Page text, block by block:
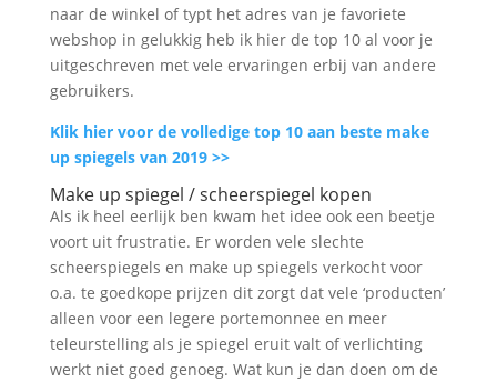
naar de winkel of typt het adres van je favoriete
webshop in gelukkig heb ik hier de top 10 al voor je
uitgeschreven met vele ervaringen erbij van andere
gebruikers.
Klik hier voor de volledige top 10 aan beste make
up spiegels van 2019 >>
Make up spiegel / scheerspiegel kopen
Als ik heel eerlijk ben kwam het idee ook een beetje
voort uit frustratie. Er worden vele slechte
scheerspiegels en make up spiegels verkocht voor
o.a. te goedkope prijzen dit zorgt dat vele ‘producten’
alleen voor een legere portemonnee en meer
teleurstelling als je spiegel eruit valt of verlichting
werkt niet goed genoeg. Wat kun je dan doen om de